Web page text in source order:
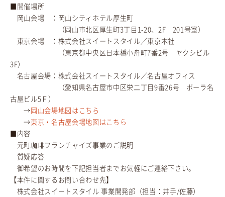
■開催場所
岡山会場 ：岡山シティホテル厚生町
（岡山市北区厚生町3丁目1-20、2F 201号室）
東京会場 ：株式会社スイートスタイル／東京本社
（東京都中央区日本橋小舟町7番2号 ヤクシビル
3F）
名古屋会場：株式会社スイートスタイル／名古屋オフィス
（愛知県名古屋市中区栄二丁目9番26号 ポーラ名
古屋ビル5Ｆ）
→岡山会場地図はこちら
→東京・名古屋会場地図はこちら
■内容
元町珈琲フランチャイズ事業のご説明
質疑応答
御希望のお時間を下記担当者までお気軽にご連絡下さい。
【本件に関するお問い合わせ先】
株式会社スイートスタイル 事業開発部（担当：井手/佐藤）